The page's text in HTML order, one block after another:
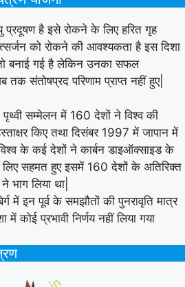
प्रदूषण है इसे रोकने के लिए हरित गृह
को रोकने की आवश्यकता है इस दिशा
बनाई गई है लेकिन उनका सफल
संतोषप्रद परिणाम प्राप्त नहीं हुए|
सम्मेलन में 160 देशों ने विश्व की
किए तथा दिसंबर 1997 में जापान में
के कई देशों ने कार्बन डाइऑक्साइड के
सहमत हुए इसमें 160 देशों के अतिरिक्त
भाग लिया था|
में इन पूर्व के समझौतों की पुनरावृति मात्र
कोई प्रभावी निर्णय नहीं लिया गया